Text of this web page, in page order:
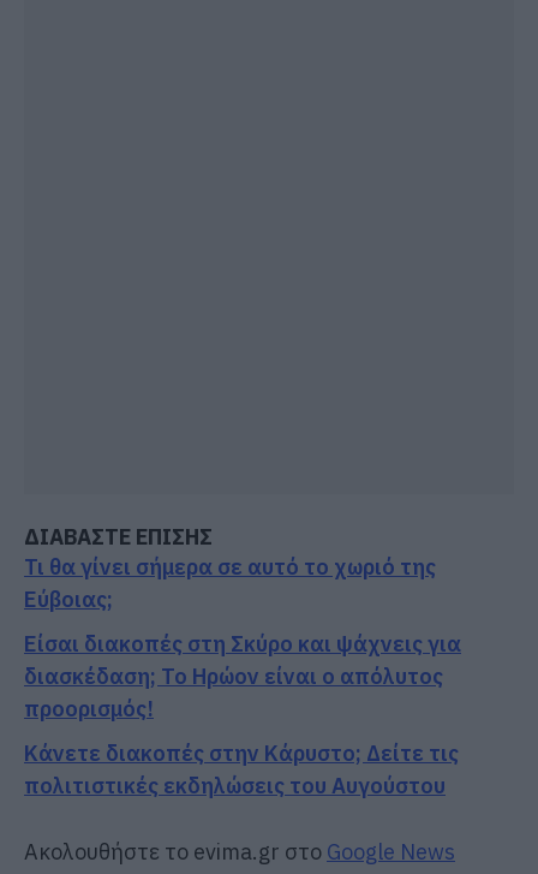
ΔΙΑΒΑΣΤΕ ΕΠΙΣΗΣ
Τι θα γίνει σήμερα σε αυτό το χωριό της
Εύβοιας;
Είσαι διακοπές στη Σκύρο και ψάχνεις για
διασκέδαση; Το Ηρώον είναι ο απόλυτος
προορισμός!
Κάνετε διακοπές στην Κάρυστο; Δείτε τις
πολιτιστικές εκδηλώσεις του Αυγούστου
Ακολουθήστε το evima.gr στο Google News